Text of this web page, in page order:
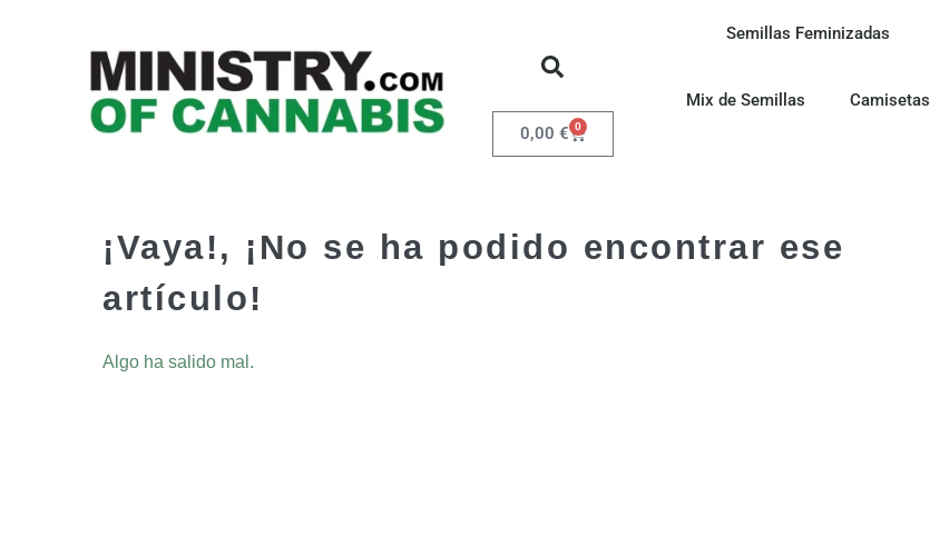
0,00 € 0
Semillas Feminizadas
Mix de Semillas Camisetas
¡Vaya!, ¡No se ha podido encontrar ese
artículo!
Algo ha salido mal.